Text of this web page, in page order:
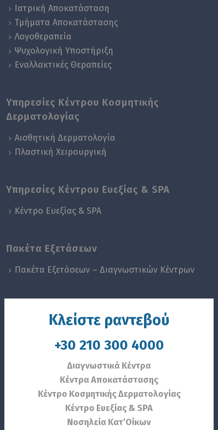
Ιατρική Αποκατάσταση
Τμήματα Αποκατάστασης
Λογοθεραπεία
Ψυχολογική Yποστήριξη
Εναλλακτικές Θεραπείες
Υπηρεσίες Κέντρου Κοσμητικής
Δερματολογίας
Αισθητική Δερματολογία
Πλαστική Χειρουργική
Υπηρεσίες Κέντρου Ευεξίας & SPA
Κέντρο Ευεξίας & SPA
Πακέτα Εξετάσεων
Πακέτα Εξετάσεων – Διαγνωστικών Κέντρων
Κλείστε ραντεβού
+30 210 300 4000
Διαγνωστικά Κέντρα
Κέντρα Αποκατάστασης
Κέντρο Κοσμητικής Δερματολογίας
Κέντρο Ευεξίας & SPA
Νοσηλεία Κατ’Οίκων